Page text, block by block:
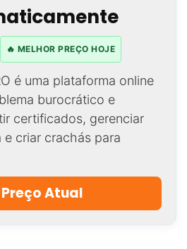
🔥 MELHOR PREÇO HOJE
é uma plataforma online
burocrático e
certificados, gerenciar
e criar crachás para
Atual